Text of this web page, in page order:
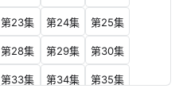
第23集 第24集 第25集
第28集 第29集 第30集
第33集 第34集 第35集